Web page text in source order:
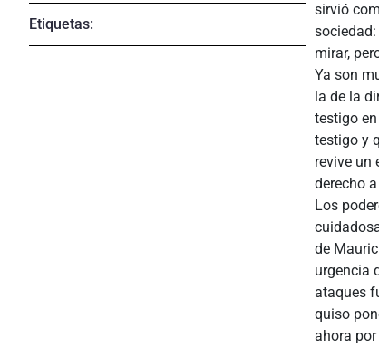
Etiquetas:
sirvió
mirar,
Ya son
la de la
testigo
testigo y
revive un
derecho
Los
de
urgencia
ataques
quiso
ahora